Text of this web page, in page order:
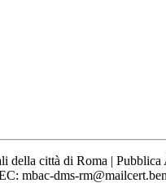
della città di Roma |
mbac-dms-